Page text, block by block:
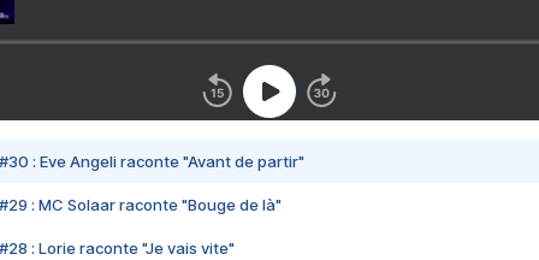
#30 : Eve Angeli raconte "Avant de partir"
#29 : MC Solaar raconte "Bouge de là"
#28 : Lorie raconte "Je vais vite"